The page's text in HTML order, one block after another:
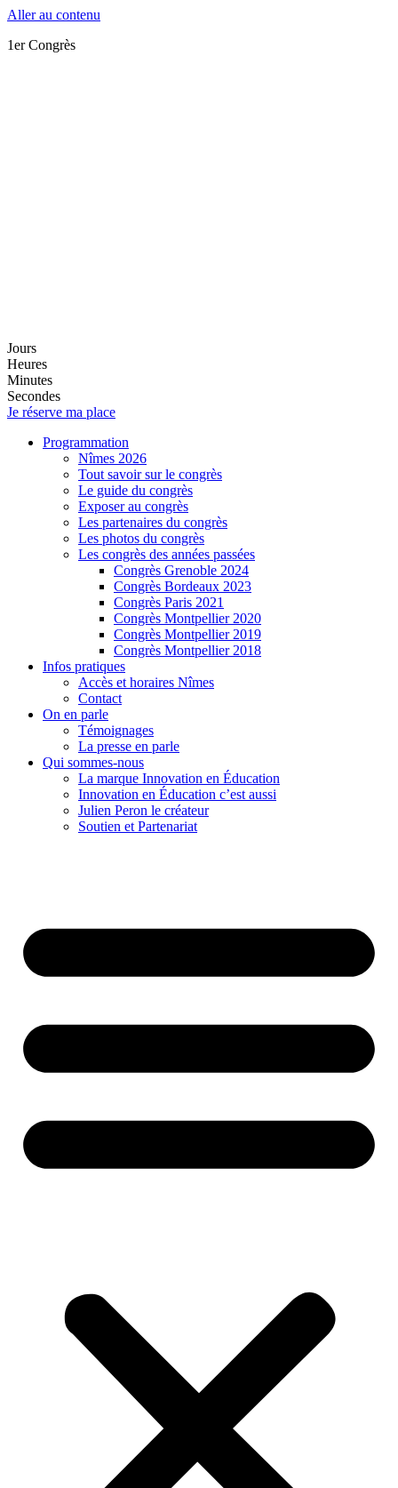
Aller au contenu
1er Congrès
Jours
Heures
Minutes
Secondes
Je réserve ma place
Programmation
Nîmes 2026
Tout savoir sur le congrès
Le guide du congrès
Exposer au congrès
Les partenaires du congrès
Les photos du congrès
Les congrès des années passées
Congrès Grenoble 2024
Congrès Bordeaux 2023
Congrès Paris 2021
Congrès Montpellier 2020
Congrès Montpellier 2019
Congrès Montpellier 2018
Infos pratiques
Accès et horaires Nîmes
Contact
On en parle
Témoignages
La presse en parle
Qui sommes-nous
La marque Innovation en Éducation
Innovation en Éducation c’est aussi
Julien Peron le créateur
Soutien et Partenariat